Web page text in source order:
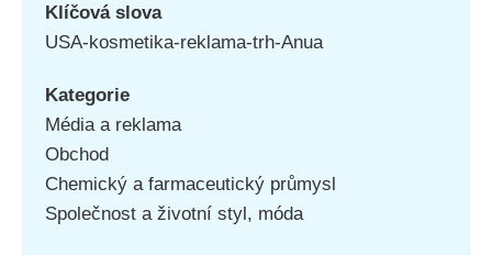
Klíčová slova
USA-kosmetika-reklama-trh-Anua
Kategorie
Média a reklama
Obchod
Chemický a farmaceutický průmysl
Společnost a životní styl, móda